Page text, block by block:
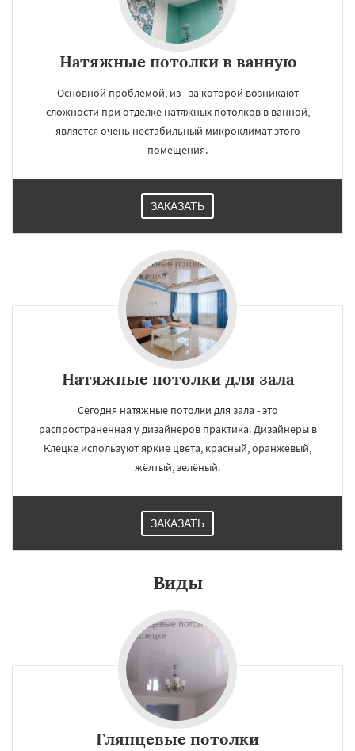
Натяжные потолки в ванную
Основной проблемой, из - за которой возникают
сложности при отделке натяжных потолков в ванной,
является очень нестабильный микроклимат этого
помещения.
ЗАКАЗАТЬ
Натяжные потолки для зала
Сегодня натяжные потолки для зала - это
распространенная у дизайнеров практика. Дизайнеры в
Клецке используют яркие цвета, красный, оранжевый,
жёлтый, зелёный.
ЗАКАЗАТЬ
Виды
Глянцевые потолки